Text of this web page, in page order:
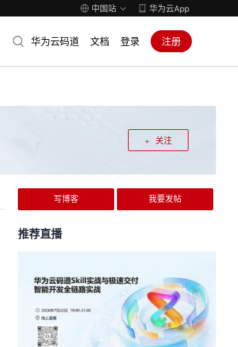
中国站 华为云App
华为云码道 文档 登录 注册
关注
写博客 我要发帖
推荐直播